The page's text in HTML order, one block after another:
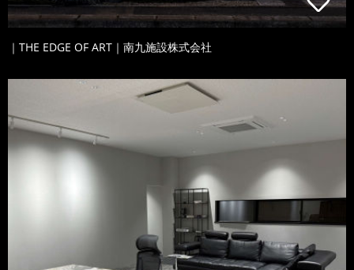
｜THE EDGE OF ART｜南九施設株式会社